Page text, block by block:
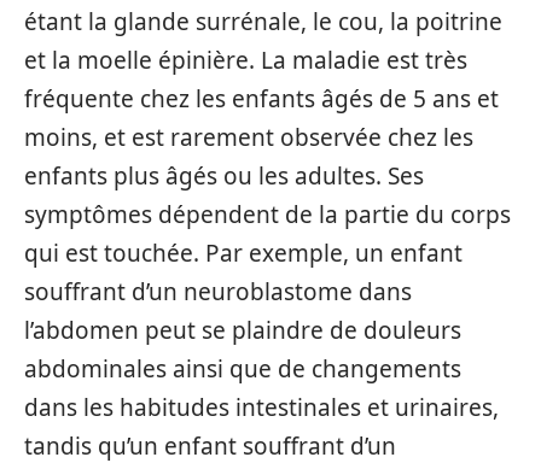
étant la glande surrénale, le cou, la poitrine
et la moelle épinière. La maladie est très
fréquente chez les enfants âgés de 5 ans et
moins, et est rarement observée chez les
enfants plus âgés ou les adultes. Ses
symptômes dépendent de la partie du corps
qui est touchée. Par exemple, un enfant
souffrant d’un neuroblastome dans
l’abdomen peut se plaindre de douleurs
abdominales ainsi que de changements
dans les habitudes intestinales et urinaires,
tandis qu’un enfant souffrant d’un